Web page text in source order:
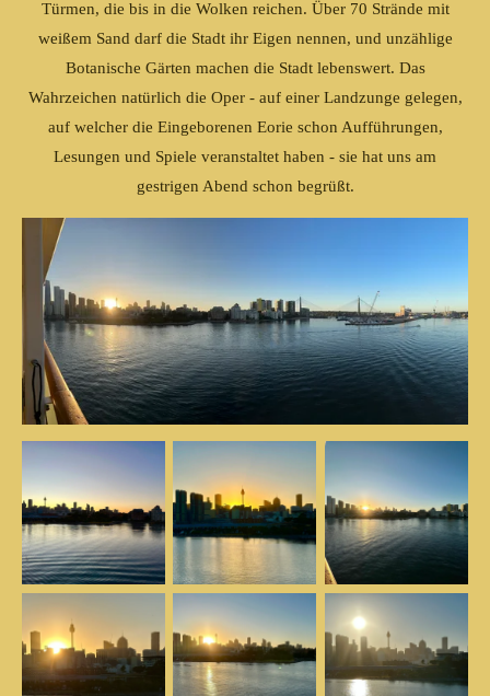
Türmen, die bis in die Wolken reichen. Über 70 Strände mit
weißem Sand darf die Stadt ihr Eigen nennen, und unzählige
Botanische Gärten machen die Stadt lebenswert. Das
Wahrzeichen natürlich die Oper - auf einer Landzunge gelegen,
auf welcher die Eingeborenen Eorie schon Aufführungen,
Lesungen und Spiele veranstaltet haben - sie hat uns am
gestrigen Abend schon begrüßt.